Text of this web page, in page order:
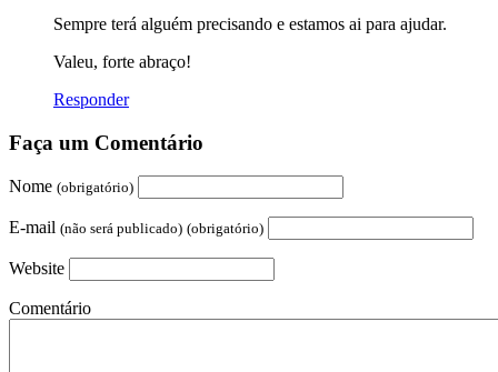
Sempre terá alguém precisando e estamos ai para ajudar.
Valeu, forte abraço!
Responder
Faça um Comentário
Nome (obrigatório)
E-mail (não será publicado) (obrigatório)
Website
Comentário